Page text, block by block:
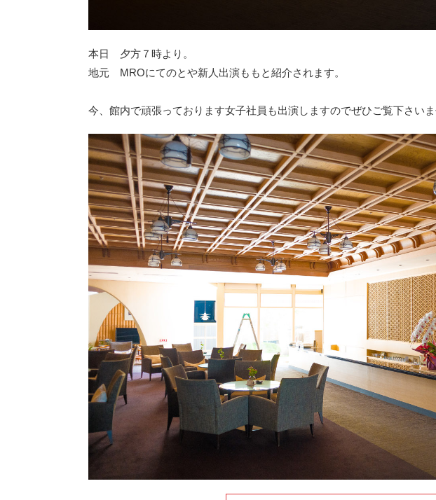
本日 夕方７時より。
地元 MROにてのとや新人出演ももと紹介されます。
今、館内で頑張っております女子社員も出演しますのでぜひご覧下さい